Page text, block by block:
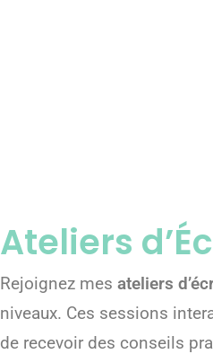
Ateliers
Rejoignez mes ateliers
niveaux. Ces sessions
de recevoir des conseils